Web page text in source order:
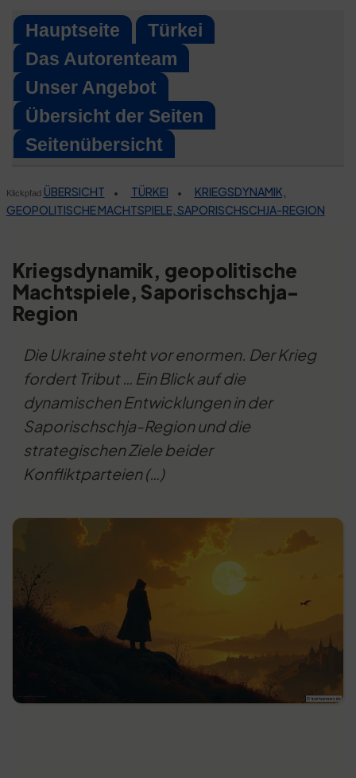
Skip
content
Hauptseite
Türkei
Das Autorenteam
Unser Angebot
Übersicht der Seiten
Seitenübersicht
Klickpfad ÜBERSICHT • TÜRKEI •
KRIEGSDYNAMIK,
GEOPOLITISCHE MACHTSPIELE, SAPORISCHSCHJA-REGION
Kriegsdynamik, geopolitische
Machtspiele, Saporischschja-
Region
Die Ukraine steht vor enormen. Der Krieg
fordert Tribut … Ein Blick auf die
dynamischen Entwicklungen in der
Saporischschja-Region und die
strategischen Ziele beider
Konfliktparteien (…)